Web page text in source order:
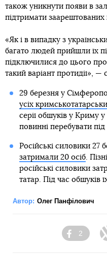
також уникнути появи в
підтримати заарештованих
«Як і в випадку з
багато людей прийшли їх
підключилися до цього
такий варіант протидії», —
29 березня у
усіх
серії обшуків у Криму
повинні перебувати
Російські силовики 27
затримали 20 осіб.
російські силовики
татар. Під час обшуків
Автор: Олег Панфілович
2